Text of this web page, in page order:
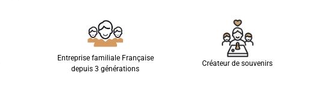
Entreprise familiale Française
depuis 3 générations
Créateur de souvenirs